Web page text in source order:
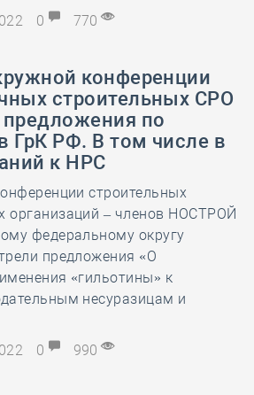
0 770
конференции
строительных СРО
по
ГрК РФ. В том числе в
к НРС
строительных
организаций – членов НОСТРОЙ
федеральному округу
предложения «О
«гильотины» к
несуразицам и
0 990